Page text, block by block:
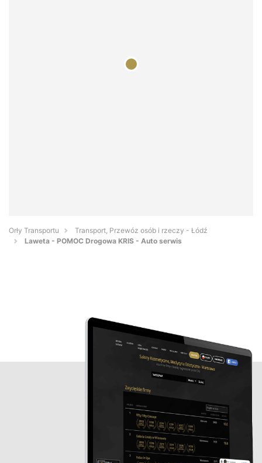
Orły Transportu
Transport, Przewóz osób i rzeczy - Łódź
Laweta - POMOC Drogowa KRIS - Auto serwis